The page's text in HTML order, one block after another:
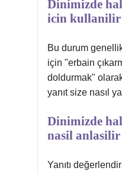
Dinimizde
icin kullanilir
Bu durum
için "erbain
doldurmak"
yanıt size nasıl
Dinimizde
nasil anlasilir
Yanıtı